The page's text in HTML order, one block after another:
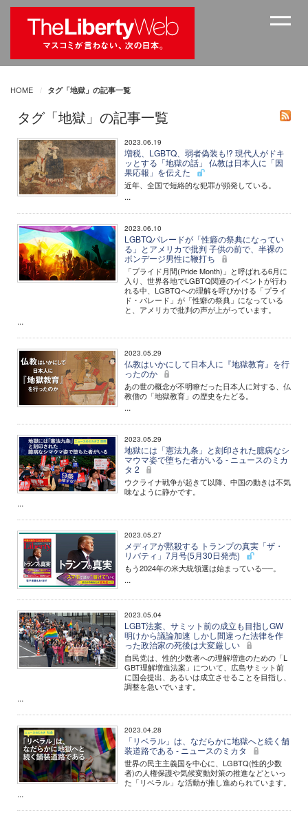
HOME タグ「地獄」の記事一覧
タグ「地獄」の記事一覧
2023.06.19
増税、LGBTQ、弱者偽装も!? 現代人がドキ
ッとする「地獄の話」 仏教は日本人に「因
果応報」を伝えた
近年、全国で短絡的な犯罪が頻発している。
...
2023.06.10
LGBTQパレードが「性癖の祭典になってい
る」とアメリカで批判 子供の前で、半裸の
ボンデージ男性に鞭打ち
「プライド月間(Pride Month)」と呼ばれる6月に
入り、世界各地でLGBTQ関連のイベントが行わ
れる中、LGBTQへの理解を呼びかける「プライ
ド・パレード」が「性癖の祭典」になっている
と、アメリカで批判の声が上がっています。
...
2023.05.29
仏教はいかにして日本人に『地獄教育』を行
ったのか
あの世の概念が不明瞭だった日本人に対する、仏
教僧の「地獄教育」の歴史をたどる。
...
2023.05.29
地獄には「憲法九条」と刻印された臆病なシ
マウマ姿で堕ちた者がいる - ニュースのミカ
タ 2
ウクライナ戦争が起きて以降、中国の動きは不気
味なように静かです。
...
2023.05.27
メディアが黙殺する トランプの真実「ザ・
リバティ」7月号(5月30日発売)
もう2024年の米大統領選は始まっている──。
...
2023.05.04
LGBT法案、サミット前の成立も目指しGW
明けから議論加速 しかし間違った法律を作
った政治家の死後は大変厳しい
自民党は、性的少数者への理解増進のための「L
GBT理解増進法案」について、広島サミット前
に国会提出、あるいは成立させることを目指し、
調整を急いでいます。
...
2023.04.28
「リベラル」は、なだらかに地獄へと続く舗
装道路である - ニュースのミカタ
世界の民主主義国を中心に、LGBTQ(性的少数
者)の人権保護や気候変動対策の推進などといっ
た「リベラル」な活動が推し進められています。
...